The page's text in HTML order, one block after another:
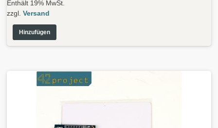
Enthält 19% MwSt.
zzgl. Versand
Hinzufügen